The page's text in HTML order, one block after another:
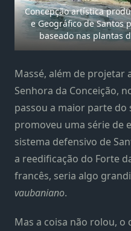
Concepção artística
e Geográfico de Santos
baseado nas plantas
Massé, além de projetar
Senhora da Conceição,
passou a maior parte do
promoveu uma série de
sistema defensivo de
a reedificação do Forte
francês, seria algo
vaubaniano.
Mas a coisa não rolou, o